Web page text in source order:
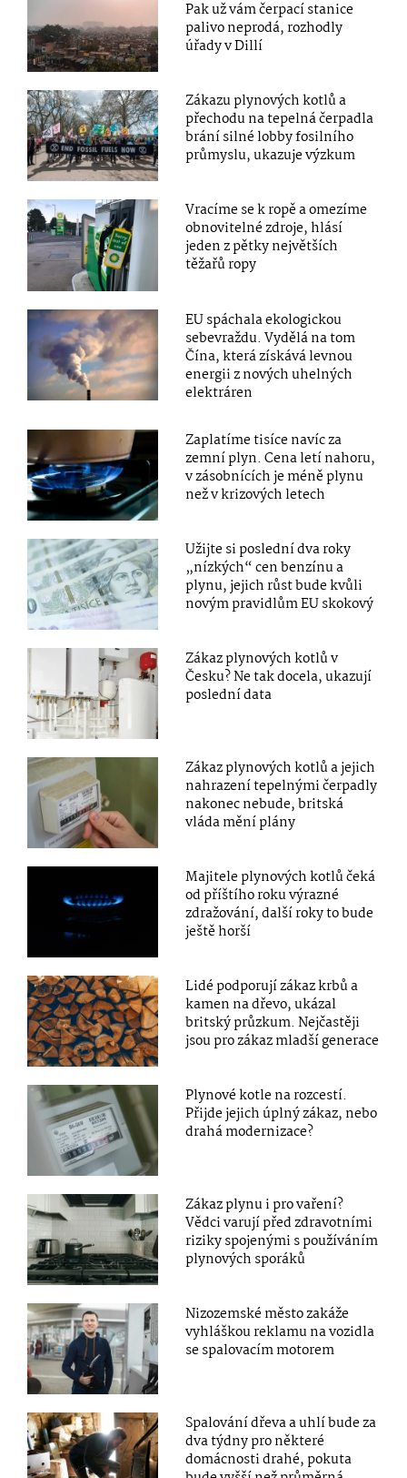
Pak už vám čerpací stanice
palivo neprodá, rozhodly
úřady v Dillí
Zákazu plynových kotlů a
přechodu na tepelná čerpadla
brání silné lobby fosilního
průmyslu, ukazuje výzkum
Vracíme se k ropě a omezíme
obnovitelné zdroje, hlásí
jeden z pětky největších
těžařů ropy
EU spáchala ekologickou
sebevraždu. Vydělá na tom
Čína, která získává levnou
energii z nových uhelných
elektráren
Zaplatíme tisíce navíc za
zemní plyn. Cena letí nahoru,
v zásobnících je méně plynu
než v krizových letech
Užijte si poslední dva roky
„nízkých“ cen benzínu a
plynu, jejich růst bude kvůli
novým pravidlům EU skokový
Zákaz plynových kotlů v
Česku? Ne tak docela, ukazují
poslední data
Zákaz plynových kotlů a jejich
nahrazení tepelnými čerpadly
nakonec nebude, britská
vláda mění plány
Majitele plynových kotlů čeká
od příštího roku výrazné
zdražování, další roky to bude
ještě horší
Lidé podporují zákaz krbů a
kamen na dřevo, ukázal
britský průzkum. Nejčastěji
jsou pro zákaz mladší generace
Plynové kotle na rozcestí.
Přijde jejich úplný zákaz, nebo
drahá modernizace?
Zákaz plynu i pro vaření?
Vědci varují před zdravotními
riziky spojenými s používáním
plynových sporáků
Nizozemské město zakáže
vyhláškou reklamu na vozidla
se spalovacím motorem
Spalování dřeva a uhlí bude za
dva týdny pro některé
domácnosti drahé, pokuta